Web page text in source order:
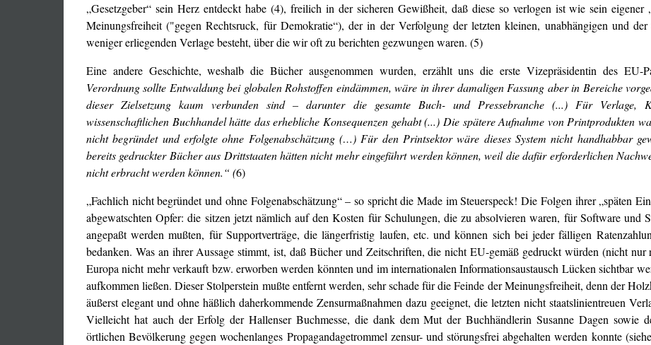
„Gesetzgeber“ sein Herz entdeckt habe (4), freilich in der sicheren Gewißheit, daß diese so verlogen ist wie sein
Meinungsfreiheit ("gegen Rechtsruck, für Demokratie“), der in der Verfolgung der letzten kleinen, unabhängigen und der
weniger erliegenden Verlage besteht, über die wir oft zu berichten gezwungen waren. (5)
Eine andere Geschichte, weshalb die Bücher ausgenommen wurden, erzählt uns die erste Vizepräsidentin des EU-
Verordnung sollte Entwaldung bei globalen Rohstoffen eindämmen, wäre in ihrer damaligen Fassung aber in Bereiche
dieser Zielsetzung kaum verbunden sind – darunter die gesamte Buch- und Pressebranche (...) Für Verlage,
wissenschaftlichen Buchhandel hätte das erhebliche Konsequenzen gehabt (...) Die spätere Aufnahme von Printprodukten
nicht begründet und erfolgte ohne Folgenabschätzung (…) Für den Printsektor wäre dieses System nicht handhabbar
bereits gedruckter Bücher aus Drittstaaten hätten nicht mehr eingeführt werden können, weil die dafür erforderlichen
nicht erbracht werden können.“ (6)
„Fachlich nicht begründet und ohne Folgenabschätzung“ – so spricht die Made im Steuerspeck! Die Folgen ihrer „späten
abgewatschten Opfer: die sitzen jetzt nämlich auf den Kosten für Schulungen, die zu absolvieren waren, für Software und
angepaßt werden mußten, für Supportverträge, die längerfristig laufen, etc. und können sich bei jeder fälligen
bedanken. Was an ihrer Aussage stimmt, ist, daß Bücher und Zeitschriften, die nicht EU-gemäß gedruckt würden (nicht
Europa nicht mehr verkauft bzw. erworben werden könnten und im internationalen Informationsaustausch Lücken sichtbar
aufkommen ließen. Dieser Stolperstein mußte entfernt werden, sehr schade für die Feinde der Meinungsfreiheit, denn der
äußerst elegant und ohne häßlich daherkommende Zensurmaßnahmen dazu geeignet, die letzten nicht staatslinientreuen
Vielleicht hat auch der Erfolg der Hallenser Buchmesse, die dank dem Mut der Buchhändlerin Susanne Dagen sowie
örtlichen Bevölkerung gegen wochenlanges Propagandagetrommel zensur- und störungsfrei abgehalten werden konnte (siehe